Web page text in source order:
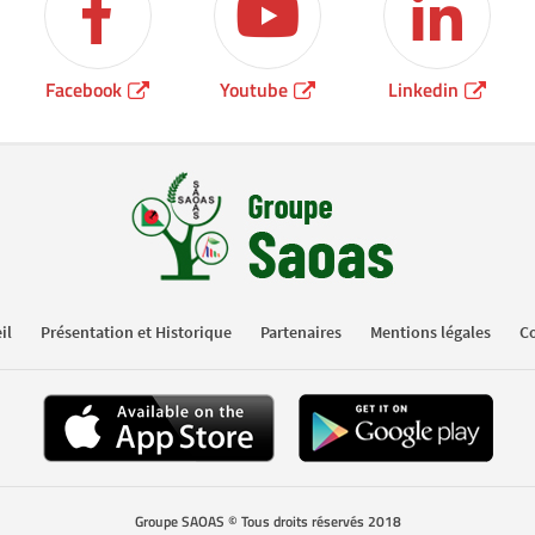
Facebook Youtube Linkedin
Présentation et Historique Partenaires Mentions légales
Groupe SAOAS © Tous droits réservés 2018